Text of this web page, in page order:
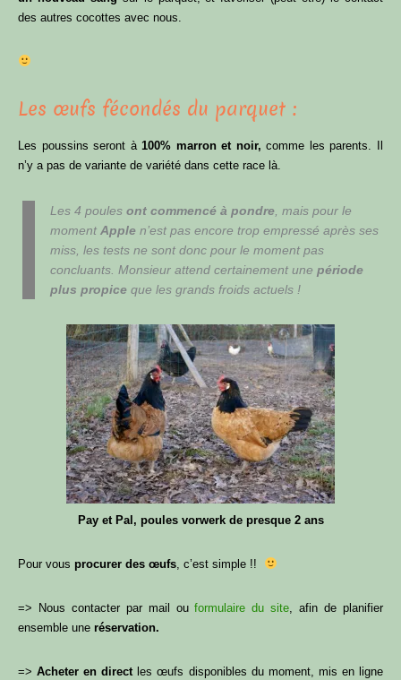
des autres cocottes avec nous.
Les œufs fécondés du parquet :
Les poussins seront à100% marron et noir, comme les parents. Il
n’y a pas de variante de variété dans cette race là.
Les 4 poulesont commencé à pondre , mais pour le
momentApple n’est pas encore trop empressé après ses
miss, les tests ne sont donc pour le moment pas
concluants. Monsieur attend certainement unepériode
plus propice que les grands froids actuels !
Pay et Pal, poules vorwerk de presque 2 ans
Pour vous procurer des œufs, c’est simple !!
=> Nous contacter par mail ouformulaire du site, afin de planifier
ensemble une réservation.
=>Acheter en directles œufs disponibles du moment, mis en ligne